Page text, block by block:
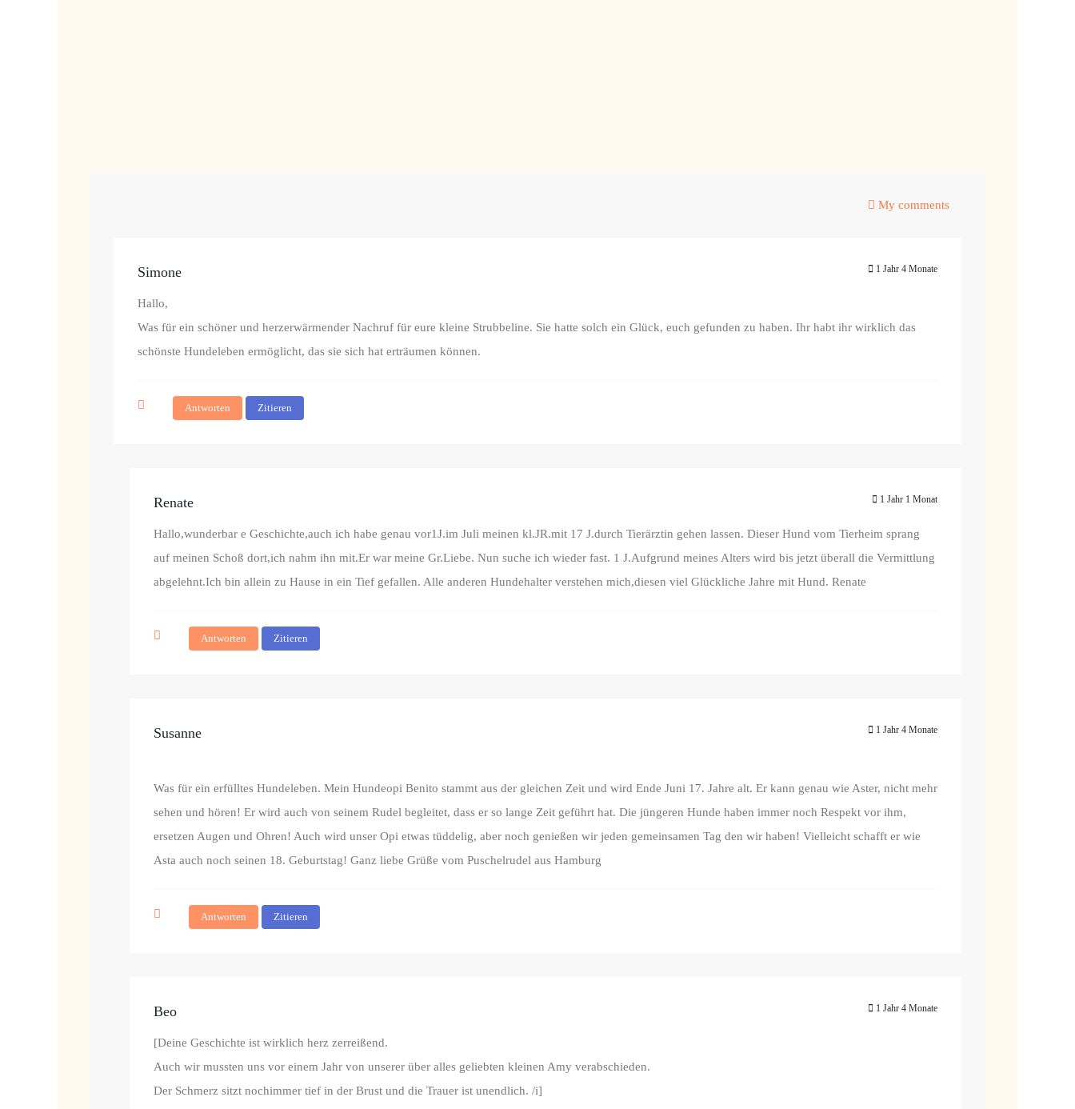
My comments
Simone 1 Jahr 4 Monate
Hallo,
Was für ein schöner und herzerwärmender Nachruf für eure kleine Strubbeline. Sie hatte solch ein Glück, euch gefunden zu haben. Ihr habt ihr wirklich das
schönste Hundeleben ermöglicht, das sie sich hat erträumen können.
Antworten Zitieren
Renate 1 Jahr 1 Monat
Hallo,wunderbar e Geschichte,auch ich habe genau vor1J.im Juli meinen kl.JR.mit 17 J.durch Tierärztin gehen lassen. Dieser Hund vom Tierheim sprang
auf meinen Schoß dort,ich nahm ihn mit.Er war meine Gr.Liebe. Nun suche ich wieder fast. 1 J.Aufgrund meines Alters wird bis jetzt überall die Vermittlung
abgelehnt.Ich bin allein zu Hause in ein Tief gefallen. Alle anderen Hundehalter verstehen mich,diesen viel Glückliche Jahre mit Hund. Renate
Antworten Zitieren
Susanne 1 Jahr 4 Monate
Was für ein erfülltes Hundeleben. Mein Hundeopi Benito stammt aus der gleichen Zeit und wird Ende Juni 17. Jahre alt. Er kann genau wie Aster, nicht mehr
sehen und hören! Er wird auch von seinem Rudel begleitet, dass er so lange Zeit geführt hat. Die jüngeren Hunde haben immer noch Respekt vor ihm,
ersetzen Augen und Ohren! Auch wird unser Opi etwas tüddelig, aber noch genießen wir jeden gemeinsamen Tag den wir haben! Vielleicht schafft er wie
Asta auch noch seinen 18. Geburtstag! Ganz liebe Grüße vom Puschelrudel aus Hamburg
Antworten Zitieren
Beo 1 Jahr 4 Monate
[Deine Geschichte ist wirklich herz zerreißend.
Auch wir mussten uns vor einem Jahr von unserer über alles geliebten kleinen Amy verabschieden.
Der Schmerz sitzt nochimmer tief in der Brust und die Trauer ist unendlich. /i]